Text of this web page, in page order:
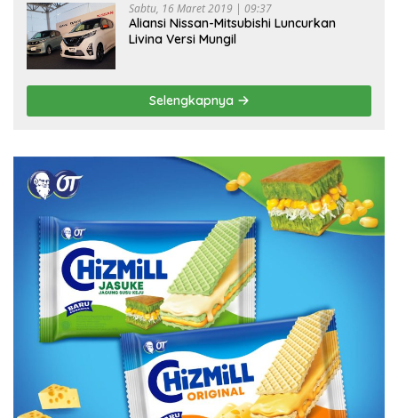
Sabtu, 16 Maret 2019 | 09:37
Aliansi Nissan-Mitsubishi Luncurkan
Livina Versi Mungil
Selengkapnya